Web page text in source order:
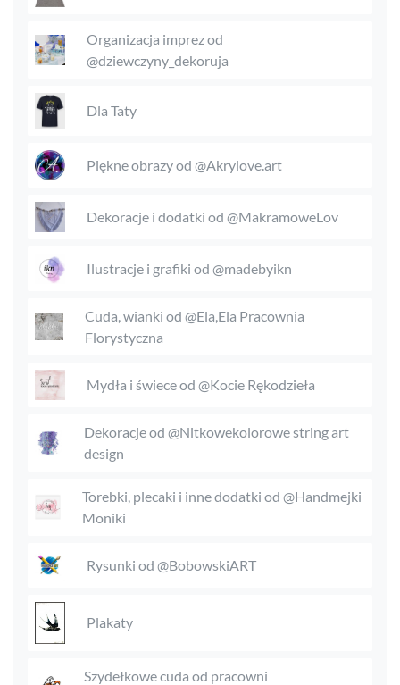
Organizacja imprez od
@dziewczyny_dekoruja
Dla Taty
Piękne obrazy od @Akrylove.art
Dekoracje i dodatki od @MakramoweLov
Ilustracje i grafiki od @madebyikn
Cuda, wianki od @Ela,Ela Pracownia
Florystyczna
Mydła i świece od @Kocie Rękodzieła
Dekoracje od @Nitkowekolorowe string art
design
Torebki, plecaki i inne dodatki od @Handmejki
Moniki
Rysunki od @BobowskiART
Plakaty
Szydełkowe cuda od pracowni